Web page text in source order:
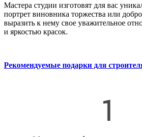
Мастера студии изготовят для вас
портрет виновника торжества или
выразить к нему свое уважительное
и яркостью красок.
Рекомендуемые подарки для